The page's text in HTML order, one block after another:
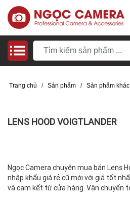
Trang chủ / Sản phẩm / Sản phẩm khác
LENS HOOD VOIGTLANDER
Ngọc Camera chuyên mua bán Lens
nhập khẩu giá rẻ cũ mới với giá tốt
và cam kết từ cửa hàng. Vận chuyển